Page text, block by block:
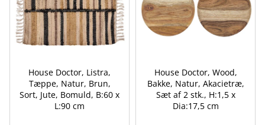
House Doctor, Listra,
Tæppe, Natur, Brun,
Sort, Jute, Bomuld, B:60 x
L:90 cm
House Doctor, Wood,
Bakke, Natur, Akacietræ,
Sæt af 2 stk., H:1,5 x
Dia:17,5 cm